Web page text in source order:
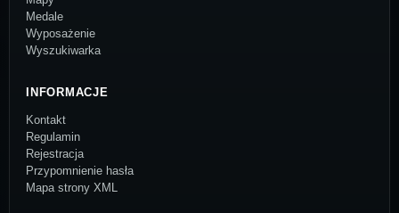
Medale
Wyposażenie
Wyszukiwarka
INFORMACJE
Kontakt
Regulamin
Rejestracja
Przypomnienie hasła
Mapa strony XML